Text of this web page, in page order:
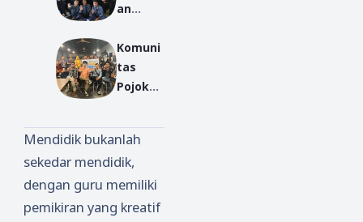
yanto:
Harus
Serius
ak
Aksi
Mengab
di
Pendidi
kan)
an
Mahasi
swa KP-
KKM
FISIP
UNTAN
Gelar
Sosialis
asi
Komuni
tas
Pojok
Gelar
Pembe
kalan
untuk
Mahasi
Mendidik bukanlah
sekedar mendidik,
dengan guru memiliki
pemikiran yang kreatif